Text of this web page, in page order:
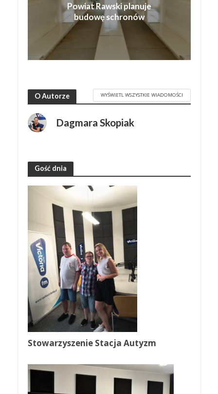
Powiat Rawski planuje
budowę schronów
O Autorze WYŚWIETL WSZYSTKIE WIADOMOŚCI
Dagmara Skopiak
Gość dnia
Stowarzyszenie Stacja Autyzm